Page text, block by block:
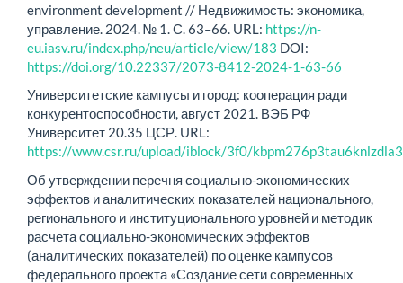
environment development // Недвижимость: экономика,
управление. 2024. № 1. С. 63–66. URL: https://n-
eu.iasv.ru/index.php/neu/article/view/183 DOI:
https://doi.org/10.22337/2073-8412-2024-1-63-66
Университетские кампусы и город: кооперация ради
конкурентоспособности, август 2021. ВЭБ РФ
Университет 20.35 ЦСР. URL:
https://www.csr.ru/upload/iblock/3f0/
Об утверждении перечня социально-экономических
эффектов и аналитических показателей национального,
регионального и институционального уровней и методик
расчета социально-экономических эффектов
(аналитических показателей) по оценке кампусов
федерального проекта «Создание сети современных